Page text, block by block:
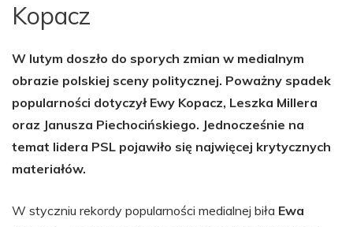
Kopacz
W lutym doszło do sporych zmian w medialnym
obrazie polskiej sceny politycznej. Poważny spadek
popularności dotyczył Ewy Kopacz, Leszka Millera
oraz Janusza Piechocińskiego. Jednocześnie na
temat lidera PSL pojawiło się najwięcej krytycznych
materiałów.
W styczniu rekordy popularności medialnej biła Ewa